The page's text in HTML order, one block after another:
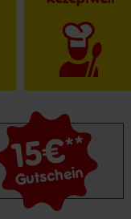
15€**
Gutschein